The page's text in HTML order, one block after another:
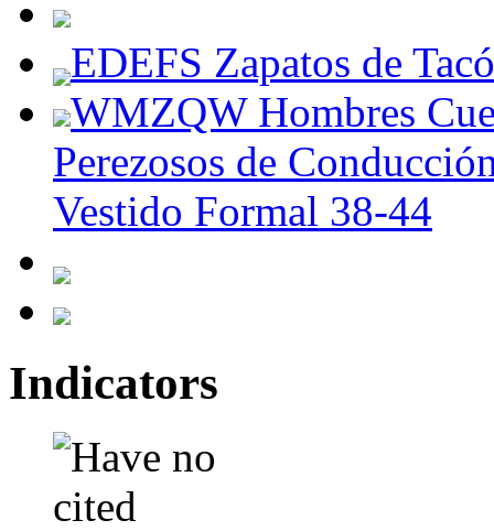
EDEFS Zapatos de
WMZQW Hombres
Perezosos de
Vestido Formal 38-44
Indicators